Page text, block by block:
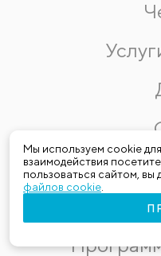
Мы используем cookie
взаимодействия
пользоваться сайтом, вы
файлов cookie